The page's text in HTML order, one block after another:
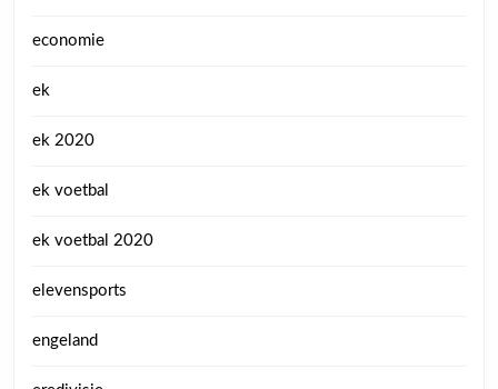
economie
ek
ek 2020
ek voetbal
ek voetbal 2020
elevensports
engeland